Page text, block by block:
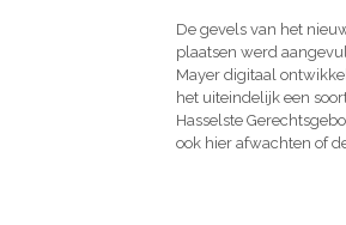
De gevels van het
plaatsen werd
Mayer digitaal
het uiteindelijk een
Hasselste
ook hier afwachten of